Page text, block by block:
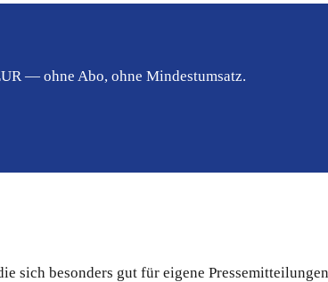
— ohne Abo, ohne Mindestumsatz.
sich besonders gut für eigene